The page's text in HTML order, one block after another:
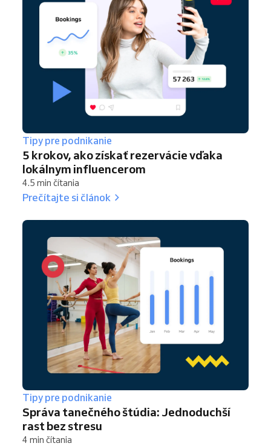
Tipy pre podnikanie
5 krokov, ako získať rezervácie vďaka
lokálnym influencerom
4.5 min čítania
Prečítajte si článok
Tipy pre podnikanie
Správa tanečného štúdia: Jednoduchší
rast bez stresu
4 min čítania